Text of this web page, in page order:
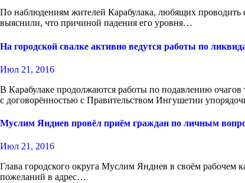
По наблюдениям жителей Карабулака, любящих проводить
выяснили, что причиной падения его уровня…
На городской свалке активно ведутся работы по
Июл 21, 2016
В Карабулаке продолжаются работы по подавлению очагов
с договорённостью с Правительством Ингушетии
Муслим Яндиев провёл приём граждан по личным
Июл 21, 2016
Глава городского округа Муслим Яндиев в своём рабочем
пожеланий в адрес…